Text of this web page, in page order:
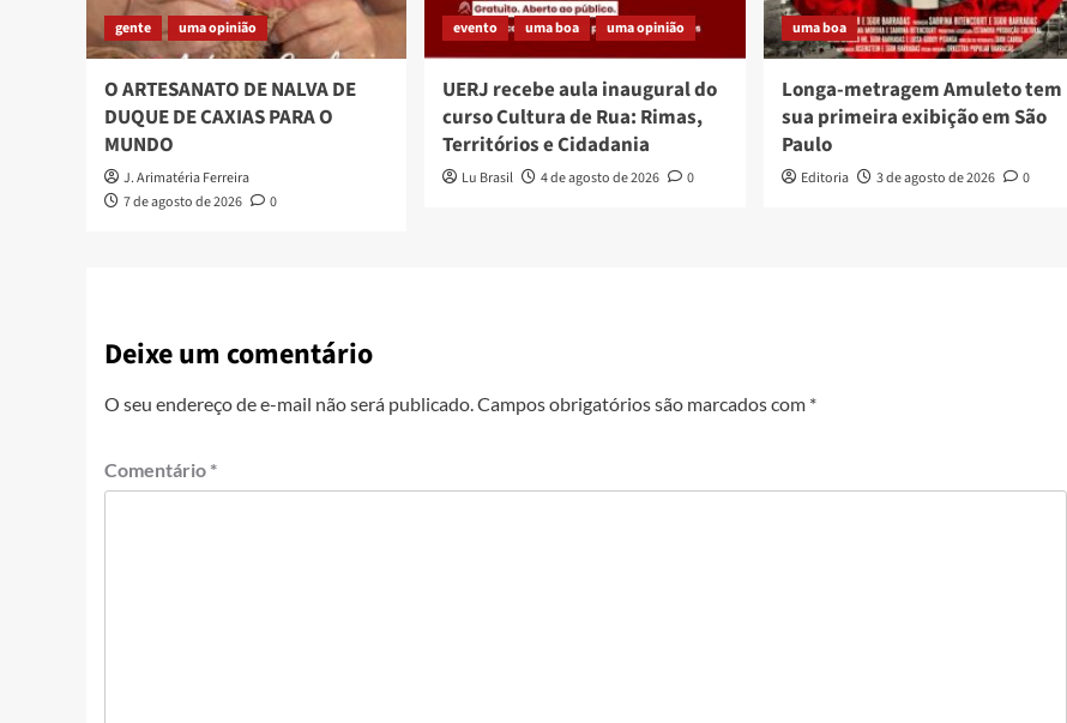
gente uma opinião
O ARTESANATO DE NALVA DE
DUQUE DE CAXIAS PARA O
MUNDO
J. Arimatéria Ferreira
7 de agosto de 2026
0
evento uma boa uma opinião
UERJ recebe aula inaugural do
curso Cultura de Rua: Rimas,
Territórios e Cidadania
Lu Brasil 4 de agosto de 2026 0
uma boa
Longa-metragem Amuleto tem
sua primeira exibição em São
Paulo
Editoria 3 de agosto de 2026 0
Deixe um comentário
O seu endereço de e-mail não será publicado.Campos obrigatórios são marcados com *
Comentário *